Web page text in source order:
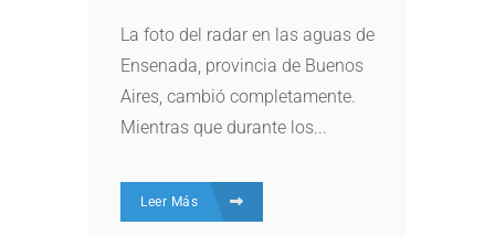
La foto del radar en las aguas de
Ensenada, provincia de Buenos
Aires, cambió completamente.
Mientras que durante los...
Leer Más